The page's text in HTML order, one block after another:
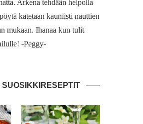
Arkena tehdään helpolla
katetaan kauniisti nauttien
mukaan. Ihanaa kun tulit
-Peggy-
SUOSIKKIRESEPTIT